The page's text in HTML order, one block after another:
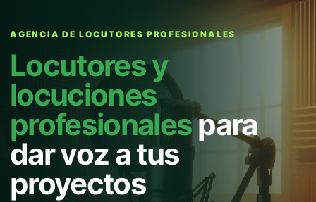
AGENCIA DE LOCUTORES PROFESIONALES
Locutores y
locuciones
profesionalespara
dar voz a tus
proyectos